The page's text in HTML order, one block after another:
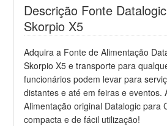
Descrição Fonte
Skorpio X5
Adquira a Fonte de Alimentação
Skorpio X5 e transporte para
funcionários podem levar para
distantes e até em feiras e eventos.
Alimentação original Datalogic para
compacta e de fácil utilização!